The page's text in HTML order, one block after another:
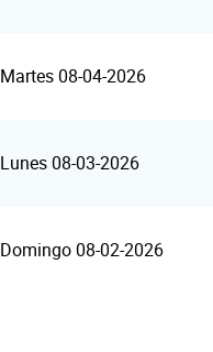
Martes 08-04-2026
Lunes 08-03-2026
Domingo 08-02-2026